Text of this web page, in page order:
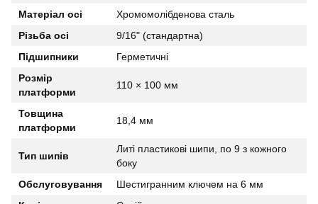
Матеріал осі
Хромомолібденова сталь
Різьба осі
9/16" (стандартна)
Підшипники
Герметичні
Розмір
платформи
110 × 100 мм
Товщина
платформи
18,4 мм
Тип шипів
Литі пластикові шипи, по 9 з кожного
боку
Обслуговування
Шестигранним ключем на 6 мм